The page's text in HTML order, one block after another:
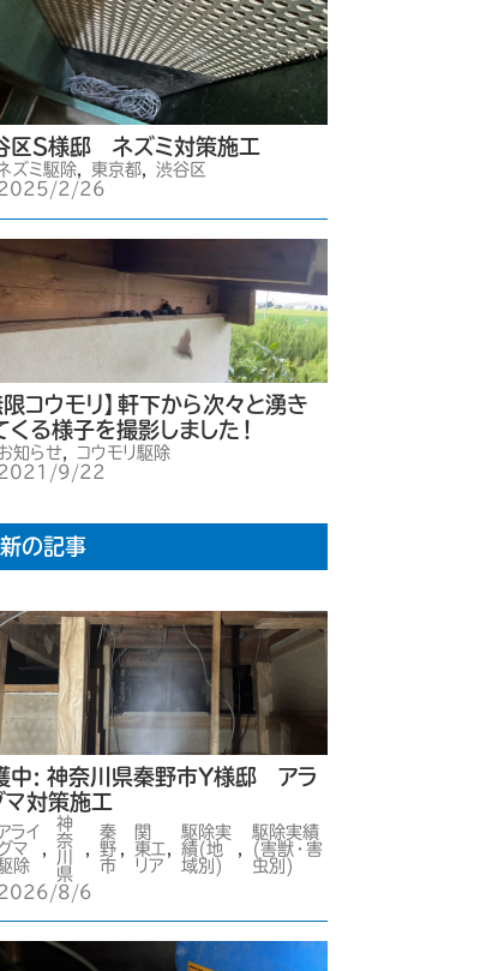
区S様邸 ネズミ対策施工
ズミ駆除, 東京都,
渋谷区
2/26
限コウモリ】軒下から次々と湧き
くる様子を撮影しました！
知らせ,
コウモリ駆除
9/22
の記事
中: 神奈川県秦野市Y様邸 アラ
マ対策施工
ライ
マ
除
神
奈
川
県
秦
野
市
関
東エ
リア
駆除実
績(地
域別)
駆除実績
(害獣・害
虫別)
8/6